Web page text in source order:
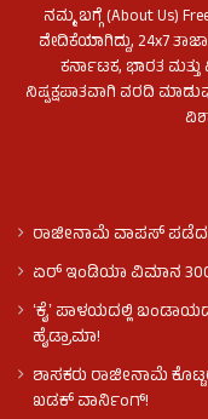
ನಮ್ಮ ಬಗ್ಗೆ (About Us)
ವೇದಿಕೆಯಾಗಿದ್ದು, 24x7
ಕರ್ನಾಟಕ, ಭಾರತ
ನಿಷ್ಪಕ್ಷಪಾತವಾಗಿ ವರದಿ
ರಾಜೀನಾಮೆ ವಾಪಸ್
ಏರ್ ಇಂಡಿಯಾ ವಿಮಾನ 300
ʻಕೈʼ​ ಪಾಳಯದಲ್ಲಿ
ಹೈಡ್ರಾಮಾ!
ಶಾಸಕರು ರಾಜೀನಾಮೆ
ಖಡಕ್ ವಾರ್ನಿಂಗ್!